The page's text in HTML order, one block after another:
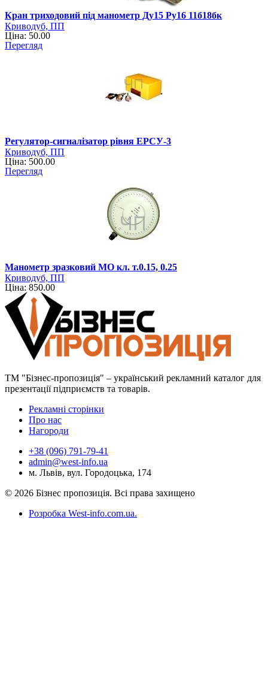
Кран триходовий під манометр Ду15 Ру16 11б18бк
Криводуб, ПП
Ціна: 50.00
Перегляд
Регулятор-сигналізатор рівня ЕРСУ-3
Криводуб, ПП
Ціна: 500.00
Перегляд
Манометр зразковий МО кл. т.0.15, 0.25
Криводуб, ПП
Ціна: 850.00
ТМ "Бізнес-пропозиція" – український рекламний каталог для
презентації підприємств та товарів.
Рекламні сторінки
Про нас
Нагороди
+38 (096) 791-79-41
admin@west-info.ua
м. Львів, вул. Городоцька, 174
© 2026 Бізнес пропозиція. Всі права захищено
Розробка West-info.com.ua.